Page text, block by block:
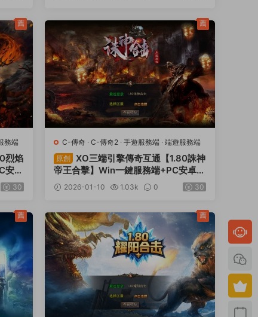
務端
烈焰
安卓
30
薦
C-傳奇 · C-傳奇2 · 手遊服務端 · 端遊服務端
原創
XO三端引擎傳奇互通【1.80誅神
帝王合擊】Win一鍵服務端+PC安卓蘋
果三端+加密工具+視頻架設教程
2026-01-10 1.03k 0 30
薦
薦 薦